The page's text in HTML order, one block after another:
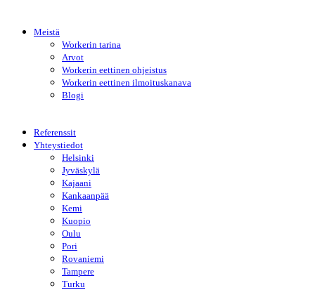
Meistä
Workerin tarina
Arvot
Workerin eettinen ohjeistus
Workerin eettinen ilmoituskanava
Blogi
Referenssit
Yhteystiedot
Helsinki
Jyväskylä
Kajaani
Kankaanpää
Kemi
Kuopio
Oulu
Pori
Rovaniemi
Tampere
Turku